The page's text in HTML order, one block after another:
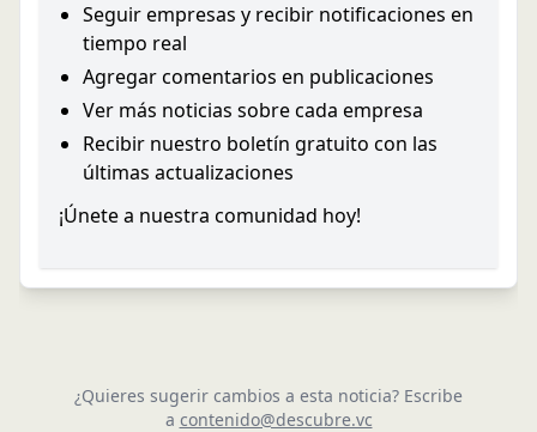
Seguir empresas y recibir notificaciones en
tiempo real
Agregar comentarios en publicaciones
Ver más noticias sobre cada empresa
Recibir nuestro boletín gratuito con las
últimas actualizaciones
¡Únete a nuestra comunidad hoy!
¿Quieres sugerir cambios a esta noticia? Escribe
a contenido@descubre.vc